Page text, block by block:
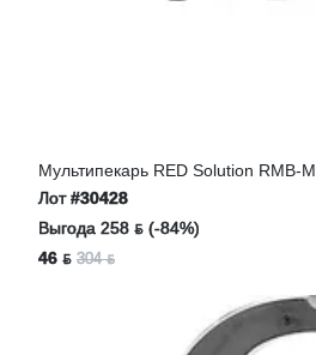
Мультипекарь RED Solution RMB-
Лот#30428
Выгода 258 ƃ (-84%)
46 ƃ 304 ƃ